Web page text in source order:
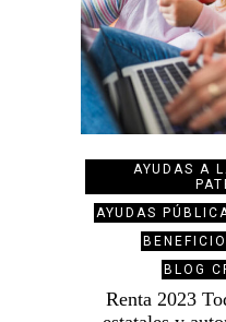
AYUDAS A
AYUDAS
BLOG
Renta 2023